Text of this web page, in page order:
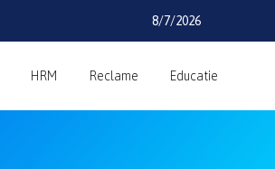
8/7/2026
HRM Reclame Educatie